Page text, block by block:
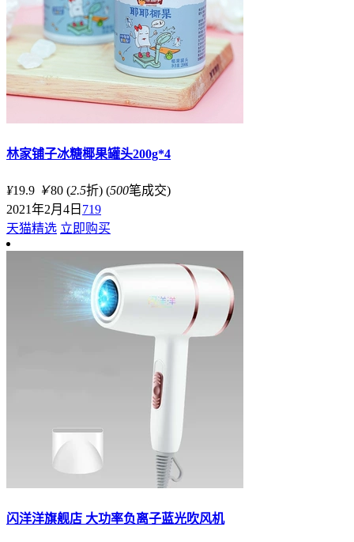
林家铺子冰糖椰果罐头200g*4
¥19.9 ￥80 (2.5折) (500笔成交)
2021年2月4日 719
天猫精选 立即购买
闪洋洋旗舰店 大功率负离子蓝光吹风机